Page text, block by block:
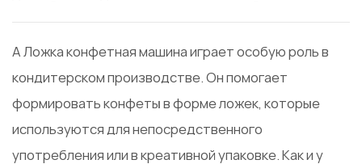
АЛожка конфетная машинаиграет особую роль в
кондитерском производстве. Он помогает
формировать конфеты в форме ложек, которые
используются для непосредственного
употребления или в креативной упаковке. Как и у